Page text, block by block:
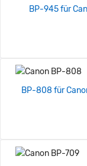
BP-945 für
BP-808 für